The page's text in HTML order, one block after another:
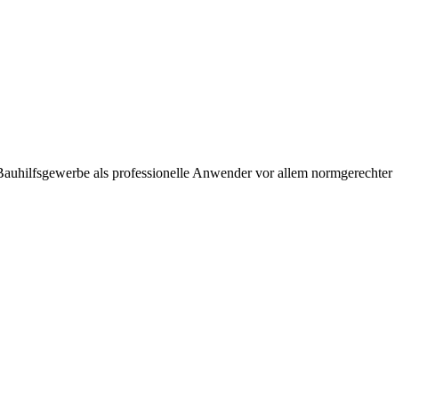
als professionelle Anwender vor allem normgerechter